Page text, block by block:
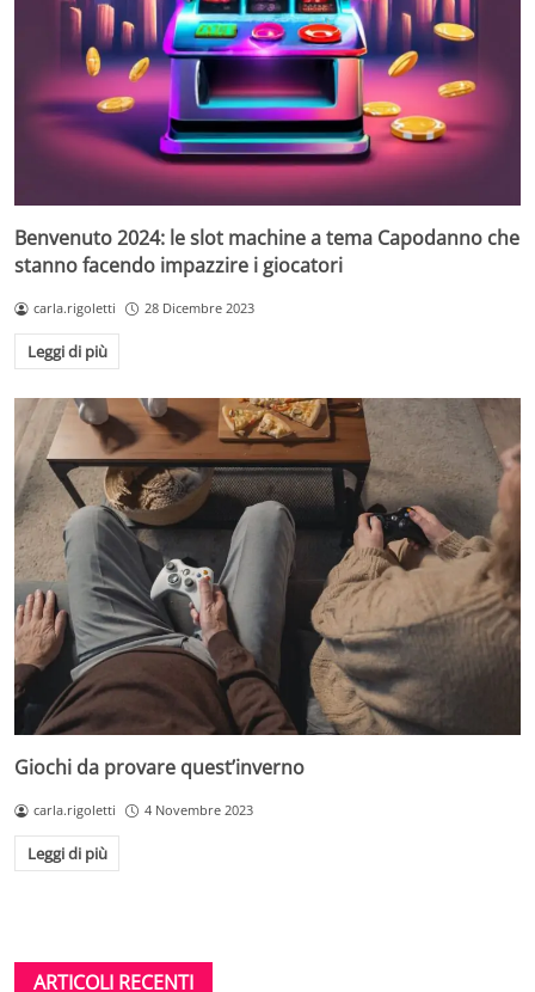
Benvenuto 2024: le slot machine a tema Capodanno che
stanno facendo impazzire i giocatori
carla.rigoletti 28 Dicembre 2023
Leggi di più
Giochi da provare quest’inverno
carla.rigoletti 4 Novembre 2023
Leggi di più
ARTICOLI RECENTI